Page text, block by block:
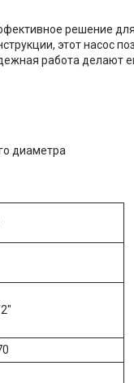
решение
этот насос
работа делают
диаметра